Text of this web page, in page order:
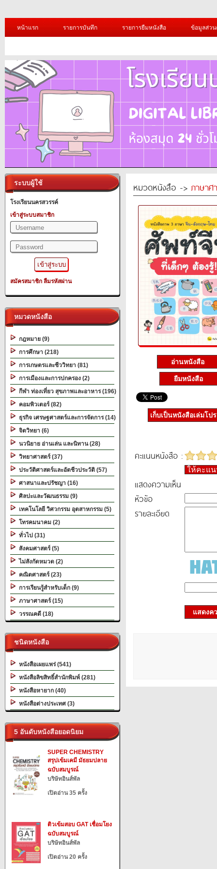
หน้าแรก รายการบันทึก รายการยืมหนังสือ ข้อมูลส่ว
ระบบผู้ใช้
โรงเรียนนครสวรรค์
เข้าสู่ระบบสมาชิก
สมัครสมาชิก ลืมรหัสผ่าน
หมวดหนังสือ
กฎหมาย (9)
การศึกษา (218)
การเกษตรและชีววิทยา (81)
การเมืองและการปกครอง (2)
กีฬา ท่องเที่ยว สุขภาพและอาหาร (196)
คอมพิวเตอร์ (82)
ธุรกิจ เศรษฐศาสตร์และการจัดการ (14)
จิตวิทยา (6)
นวนิยาย อ่านเล่น และนิทาน (28)
วิทยาศาสตร์ (37)
ประวัติศาสตร์และอัตชีวประวัติ (57)
ศาสนาและปรัชญา (16)
ศิลปะและวัฒนธรรม (9)
เทคโนโลยี วิศวกรรม อุตสาหกรรม (5)
โทรคมนาคม (2)
ทั่วไป (31)
สังคมศาสตร์ (5)
ไม่สังกัดหมวด (2)
คณิตศาสตร์ (23)
การเรียนรู้สำหรับเด็ก (9)
ภาษาศาสตร์ (15)
วรรณคดี (18)
ชนิดหนังสือ
หนังสือเผยแพร่ (541)
หนังสือลิขสิทธิ์สำนักพิมพ์ (281)
หนังสือหายาก (40)
หนังสือต่างประเทศ (3)
5 อันดับหนังสือยอดนิยม
SUPER CHEMISTRY
สรุปเข้มเคมี มัธยมปลาย
ฉบับสมบูรณ์
บริษัทอินส์พัล
เปิดอ่าน 35 ครั้ง
ติวเข้มสอบ GAT เชื่อมโยง
ฉบับสมบูรณ์
บริษัทอินส์พัล
เปิดอ่าน 20 ครั้ง
หมวดหนังสือ -> ภาษาศ
อ่านหนังสือ
ยืมหนังสือ
เก็บเป็นหนังสือเล่มโป
คะแนนหนังสือ :
ให้คะแ
แสดงความเห็น
หัวข้อ
รายละเอียด
แสดงค